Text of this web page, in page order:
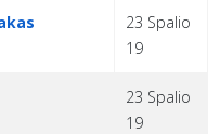
23 Spalio
19
23 Spalio
19